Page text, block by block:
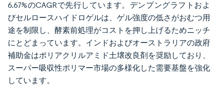
6.67%のCAGRで先行しています。デンプングラフトおよ
びセルロースハイドロゲルは、ゲル強度の低さがおむつ用
途を制限し、酵素前処理がコストを押し上げるためニッチ
にとどまっています。インドおよびオーストラリアの政府
補助金はポリアクリルアミド土壌改良剤を奨励しており、
スーパー吸収性ポリマー市場の多様化した需要基盤を強化
しています。